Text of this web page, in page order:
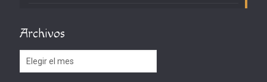
Archivos
Archivos